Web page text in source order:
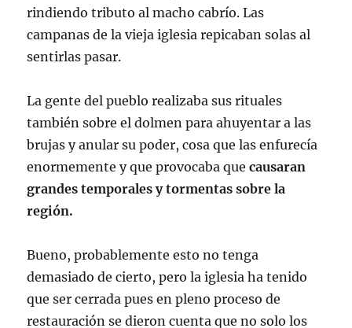
rindiendo tributo al macho cabrío. Las
campanas de la vieja iglesia repicaban solas al
sentirlas pasar.
La gente del pueblo realizaba sus rituales
también sobre el dolmen para ahuyentar a las
brujas y anular su poder, cosa que las enfurecía
enormemente y que provocaba quecausaran
grandes temporales y tormentas sobre la
región.
Bueno, probablemente esto no tenga
demasiado de cierto, pero la iglesia ha tenido
que ser cerrada pues en pleno proceso de
restauración se dieron cuenta que no solo los